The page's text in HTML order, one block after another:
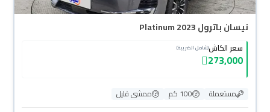
نيسان باترول Platinum 2023
سعر الكاش(شامل الضريبة)
273,000
مستعملة 100 كم
ممشى قليل